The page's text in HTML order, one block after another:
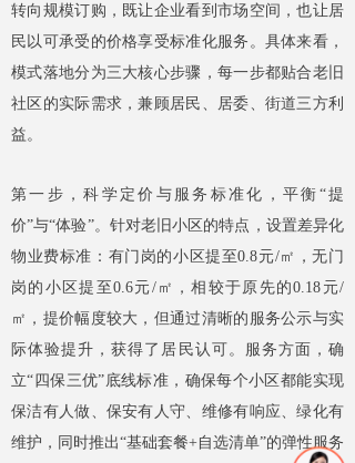
转向规模订购，既让企业看到市场空间，也让居
民以可承受的价格享受标准化服务。具体来看，
模式落地分为三大核心步骤，每一步都贴合老旧
社区的实际需求，兼顾居民、居委、街道三方利
益。
第一步，科学定价与服务标准化，平衡“提
价”与“体验”。针对老旧小区的特点，设置差异化
物业费标准：有门岗的小区提至0.8元/㎡，无门
岗的小区提至0.6元/㎡，相较于原先的0.18元/
㎡，提价幅度较大，但通过清晰的服务公示与实
际体验提升，获得了居民认可。服务方面，确
立“四保三优”底线标准，确保每个小区都能实现
保洁有人做、保安有人守、维修有响应、绿化有
维护，同时推出“基础套餐+自选清单”的弹性服务